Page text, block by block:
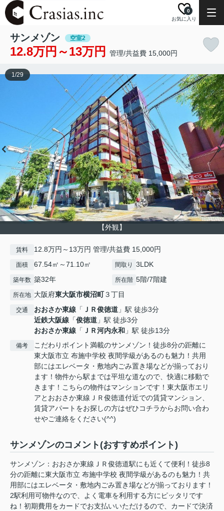
お気に入り
0
サンメゾン 空室2
12.8万円～13万円 管理/共益費 15,000円
【外観】
1/29
賃料 12.8万円～13万円 管理/共益費 15,000円
面積 67.54㎡～71.10㎡ 間取り 3LDK
築年数 築32年 所在階 5階/7階建
所在地 大阪府東大阪市横沼町３丁目
交通 おおさか東線 「 ＪＲ俊徳道 」駅 徒歩3分
近鉄大阪線 「俊徳道 」駅 徒歩3分
おおさか東線 「 ＪＲ河内永和 」駅 徒歩13分
備考
こだわりポイント満載のサンメゾン！徒歩8分の距離に
東大阪市立 布施中学校 夜間学級があるのも魅力！共用
部にはエレベータ・敷地内ごみ置き場などが揃っており
ます！物件から駅までは平坦な道なので、快適に移動で
きます！こちらの物件はマンションです！東大阪市エリ
アとおおさか東線ＪＲ俊徳道付近での賃貸マンション、
賃貸アパートをお探しの方はぜひコチラからお問い合わ
せやご連絡をください(^^)
サンメゾンのコメント(おすすめポイント)
サンメゾン：おおさか東線ＪＲ俊徳道駅にも近くて便利！徒歩8
分の距離に東大阪市立 布施中学校 夜間学級があるのも魅力！共
用部にはエレベータ・敷地内ごみ置き場などが揃っております！
2駅利用可物件なので、よく電車を利用する方にピッタリです
ね！初期費用をカードでお支払いいただけるので、カードで決済